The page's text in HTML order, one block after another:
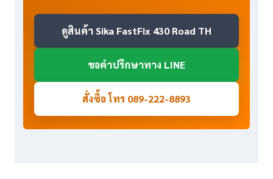
ดูสินค้า Sika FastFix 430 Road TH
ขอคำปรึกษาทาง LINE
สั่งซื้อ โทร 089-222-8893